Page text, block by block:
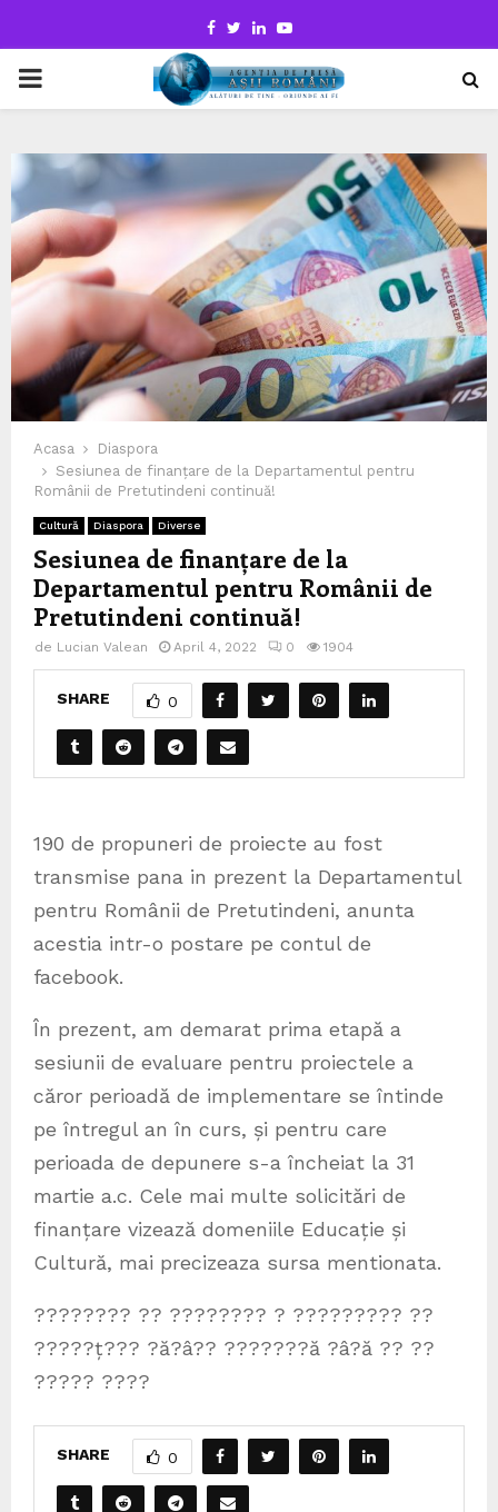
Facebook
TwitterLinkedinYoutube
PRIMARY
Acasa
Diaspora
Sesiunea de finanțare de la Departamentul pentru
Românii de Pretutindeni continuă!
Cultură Diaspora Diverse
Sesiunea de finanțare de la
Departamentul pentru Românii de
Pretutindeni continuă!
de Lucian Valean April 4, 2022 0 1904
SHARE 0
190 de propuneri de proiecte au fost
transmise pana in prezent la Departamentul
pentru Românii de Pretutindeni, anunta
acestia intr-o postare pe contul de
facebook.
În prezent, am demarat prima etapă a
sesiunii de evaluare pentru proiectele a
căror perioadă de implementare se întinde
pe întregul an în curs, și pentru care
perioada de depunere s-a încheiat la 31
martie a.c. Cele mai multe solicitări de
finanțare vizează domeniile Educație și
Cultură, mai precizeaza sursa mentionata.
???????? ?? ???????? ? ????????? ??
?????ț??? ?ă?â?? ???????ă ?â?ă ?? ??
????? ????
SHARE 0